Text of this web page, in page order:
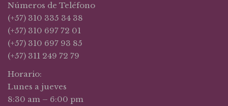
Números de Teléfono
(+57) 310 335 34 38
(+57) 310 697 72 01
(+57) 310 697 93 85
(+57) 311 249 72 79
Horario:
Lunes a jueves
8:30 am – 6:00 pm